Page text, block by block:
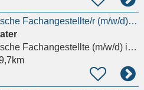
Zahnmedizinische Fachangestellte/r (m/w/d) in Teilzeit oder Vollzeit
Fachangestellte (m/w/d)in Gießen